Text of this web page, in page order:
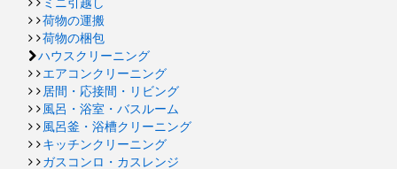
荷物の運搬
荷物の梱包
ハウスクリーニング
エアコンクリーニング
居間・応接間・リビング
風呂・浴室・バスルーム
風呂釜・浴槽クリーニング
キッチンクリーニング
ガスコンロ・カスレンジ